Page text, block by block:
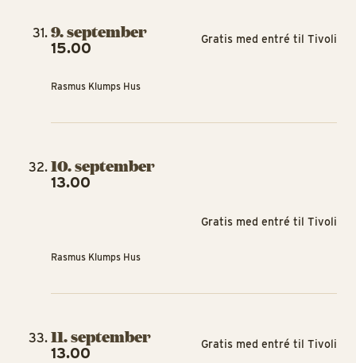
9. september
15.00
Rasmus Klumps Hus
Gratis med entré til Tivoli
10. september
13.00
Rasmus Klumps Hus
Gratis med entré til Tivoli
11. september
13.00
Gratis med entré til Tivoli